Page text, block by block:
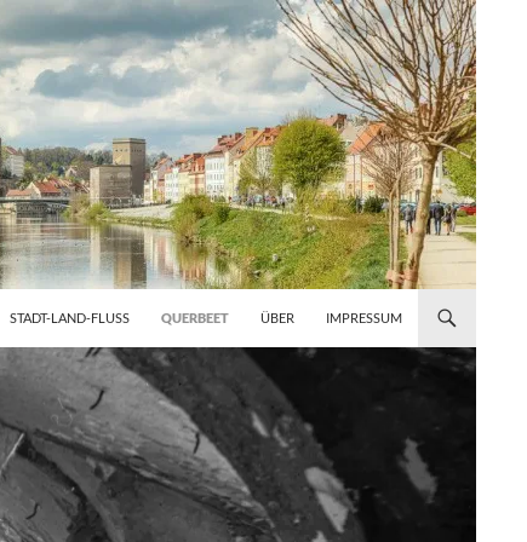
STADT-LAND-FLUSS QUERBEET ÜBER IMPRESSUM